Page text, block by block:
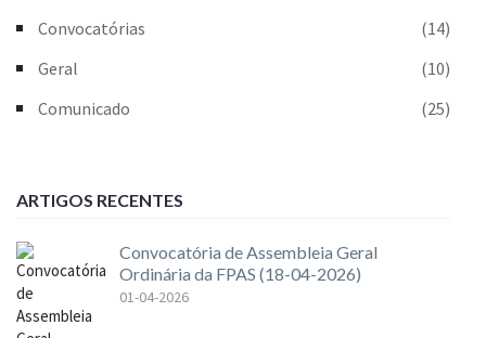
Convocatórias
(14)
Geral
(10)
Comunicado
(25)
ARTIGOS RECENTES
Convocatória de Assembleia Geral
Ordinária da FPAS (18-04-2026)
01-04-2026